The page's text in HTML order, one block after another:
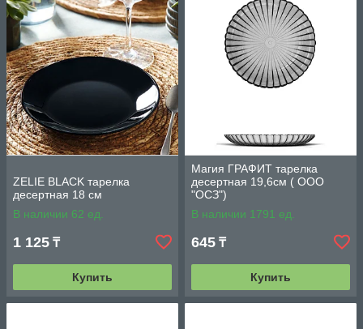
ZELIE BLACK тарелка
десертная 18 см
В наличии 62 ед.
1 125 ₸
Купить
Магия ГРАФИТ тарелка
десертная 19,6см ( ООО
"ОСЗ")
В наличии 1791 ед.
645 ₸
Купить